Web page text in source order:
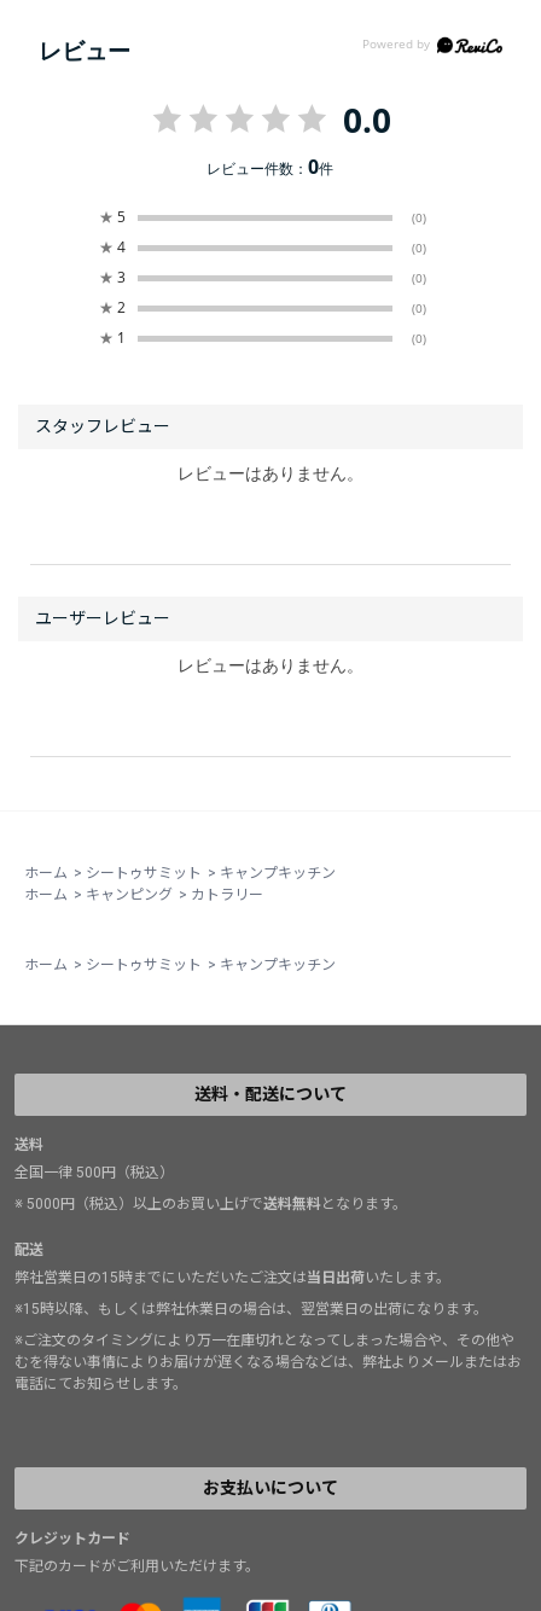
レビュー
0.0
レビュー件数：0件
★ 5 (0)
★ 4 (0)
★ 3 (0)
★ 2 (0)
★ 1 (0)
レビューはありません。
レビューはありません。
ホーム > シートゥサミット > キャンプキッチン
ホーム > キャンピング > カトラリー
ホーム > シートゥサミット > キャンプキッチン
送料・配送について
送料
全国一律 500円（税込）
※ 5000円（税込）以上のお買い上げで送料無料となります。
配送
弊社営業日の15時までにいただいたご注文は当日出荷いたします。
※15時以降、もしくは弊社休業日の場合は、翌営業日の出荷になります。
※ご注文のタイミングにより万一在庫切れとなってしまった場合や、その他や
むを得ない事情によりお届けが遅くなる場合などは、弊社よりメールまたはお
電話にてお知らせします。
お支払いについて
クレジットカード
下記のカードがご利用いただけます。